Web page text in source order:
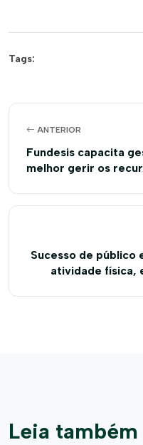
Tags:
ANTERIOR
Fundesis capacita
melhor gerir os
Sucesso de público
atividade física,
Leia também